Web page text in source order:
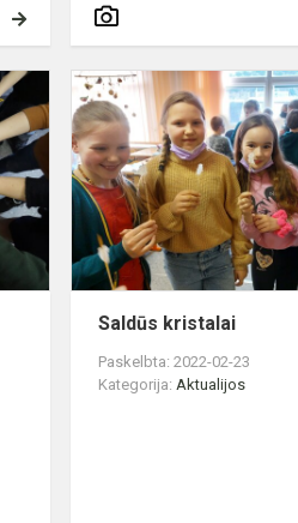
Akcija
„Mėlyna,
geltona“
Ukrainai
palaikyti
Saldūs kristalai
Paskelbta: 2022-02-23
Kategorija:Aktualijos